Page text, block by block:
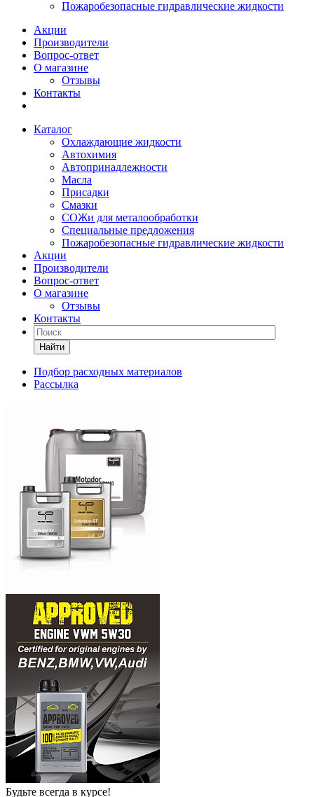
Пожаробезопасные гидравлические жидкости
Акции
Производители
Вопрос-ответ
О магазине
Отзывы
Контакты
Каталог
Охлаждающие жидкости
Автохимия
Автопринадлежности
Масла
Присадки
Смазки
СОЖи для металообработки
Специальные предложения
Пожаробезопасные гидравлические жидкости
Акции
Производители
Вопрос-ответ
О магазине
Отзывы
Контакты
Найти
Подбор расходных материалов
Рассылка
Будьте всегда в курсе!